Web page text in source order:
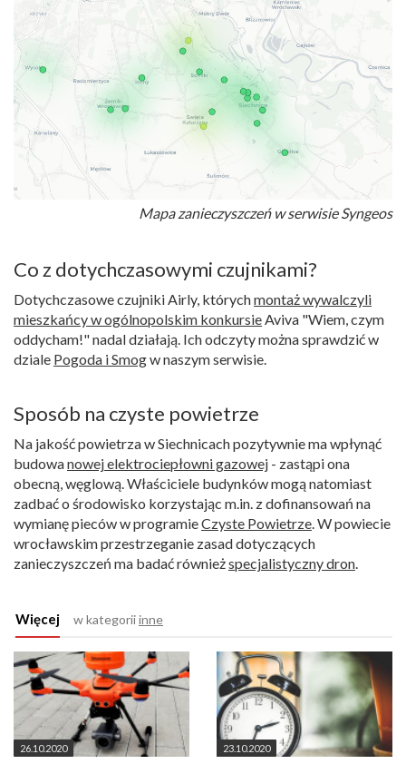
Mapa zanieczyszczeń w serwisie Syngeos
Co z dotychczasowymi czujnikami?
Dotychczasowe czujniki Airly, którychmontaż wywalczyli
mieszkańcy w ogólnopolskim konkursieAviva "Wiem, czym
oddycham!" nadal działają. Ich odczyty można sprawdzić w
dziale Pogoda i Smogw naszym serwisie.
Sposób na czyste powietrze
Na jakość powietrza w Siechnicach pozytywnie ma wpłynąć
budowanowej elektrociepłowni gazowej - zastąpi ona
obecną, węglową. Właściciele budynków mogą natomiast
zadbać o środowisko korzystając m.in. z dofinansowań na
wymianę pieców w programieCzyste Powietrze. W powiecie
wrocławskim przestrzeganie zasad dotyczących
zanieczyszczeń ma badać równieżspecjalistyczny dron.
Więcej w kategoriiinne
26.10.2020 23.10.2020